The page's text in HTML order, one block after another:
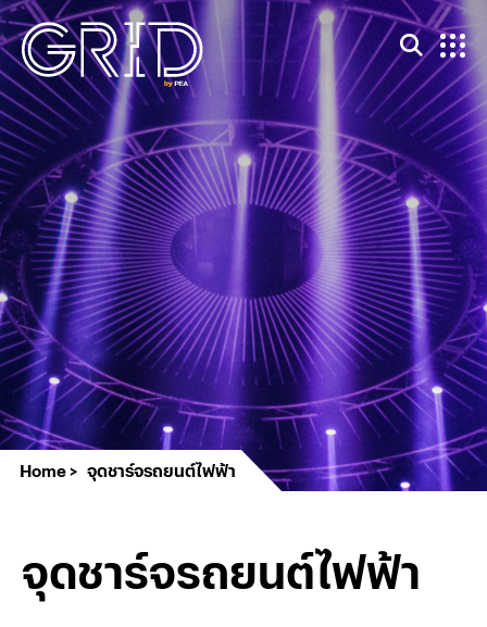
Home จุดชาร์จรถยนต์ไฟฟ้า
จุดชาร์จรถยนต์ไฟฟ้า